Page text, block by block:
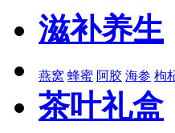
滋补养生
燕窝 蜂蜜 阿胶 海参 枸
茶叶礼盒